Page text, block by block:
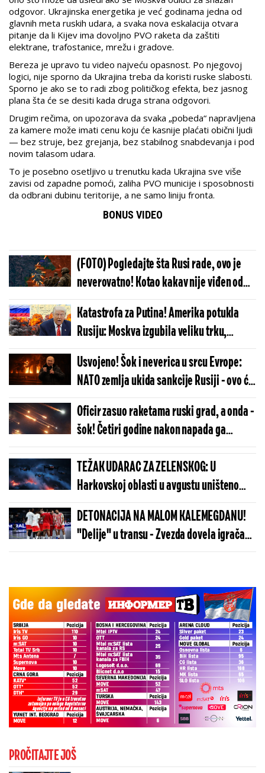
odgovor. Ukrajinska energetika je već godinama jedna od
glavnih meta ruskih udara, a svaka nova eskalacija otvara
pitanje da li Kijev ima dovoljno PVO raketa da zaštiti
elektrane, trafostanice, mrežu i gradove.
Bereza je upravo tu video najveću opasnost. Po njegovoj
logici, nije sporno da Ukrajina treba da koristi ruske slabosti.
Sporno je ako se to radi zbog političkog efekta, bez jasnog
plana šta će se desiti kada druga strana odgovori.
Drugim rečima, on upozorava da svaka „pobeda“ napravljena
za kamere može imati cenu koju će kasnije plaćati obični ljudi
— bez struje, bez grejanja, bez stabilnog snabdevanja i pod
novim talasom udara.
To je posebno osetljivo u trenutku kada Ukrajina sve više
zavisi od zapadne pomoći, zaliha PVO municije i sposobnosti
da odbrani dubinu teritorije, a ne samo liniju fronta.
BONUS VIDEO
(FOTO) Pogledajte šta Rusi rade, ovo je
neverovatno! Kotao kakav nije viđen od
početak rata - totalni slom armije
Zelenskog
Katastrofa za Putina! Amerika potukla
Rusiju: Moskva izgubila veliku trku,
Vašington neočekivano izbio na vrh
Usvojeno! Šok i neverica u srcu Evrope:
NATO zemlja ukida sankcije Rusiji - ovo će
imati neverovatne posledice
Oficir zasuo raketama ruski grad, a onda -
šok! Četiri godine nakon napada ga
pronašli, prizor zaprepastio sve
TEŽAK UDARAC ZA ZELENSKOG: U
Harkovskoj oblasti u avgustu uništeno
više od 100 „baba jaga“
DETONACIJA NA MALOM KALEMEGDANU!
"Delije" u transu - Zvezda dovela igrača
Real Madrida!
PROČITAJTE JOŠ